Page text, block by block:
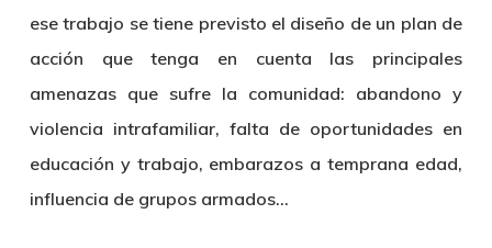
ese trabajo se tiene previsto el diseño de un plan de
acción que tenga en cuenta las principales
amenazas que sufre la comunidad: abandono y
violencia intrafamiliar, falta de oportunidades en
educación y trabajo, embarazos a temprana edad,
influencia de grupos armados…